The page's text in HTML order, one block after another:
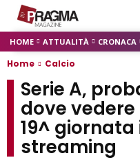
HOME ATTUALITÀ CRONACA
Home Calcio
Serie A,
dove
19^ giornata
streaming